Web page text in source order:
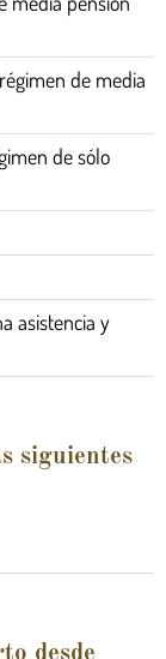
de media
de sólo
asistencia y
siguientes
desde